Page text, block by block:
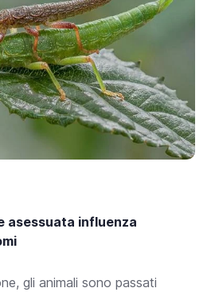
asessuata influenza
gli animali sono passati